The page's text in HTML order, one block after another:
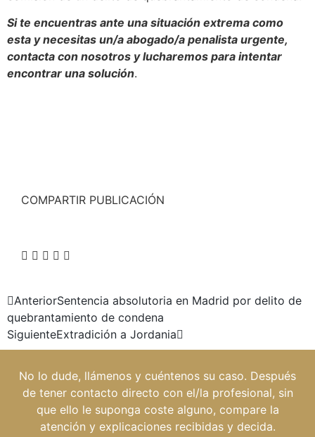
Si te encuentras ante una situación extrema como
esta y necesitas un/a abogado/a penalista urgente,
contacta con nosotros y lucharemos para intentar
encontrar una solución.
COMPARTIR PUBLICACIÓN
AnteriorSentencia absolutoria en Madrid por delito de
quebrantamiento de condena
SiguienteExtradición a Jordania
No lo dude, llámenos y cuéntenos su caso. Después
de tener contacto directo con el/la profesional, sin
que ello le suponga coste alguno, compare la
atención y explicaciones recibidas y decida.